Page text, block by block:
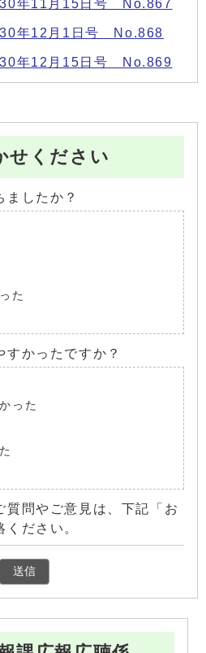
年11月15日号 No.867
年12月1日号 No.868
年12月15日号 No.869
せください
ましたか？
た
すかったですか？
った
質問やご意見は、下記「お
ださい。